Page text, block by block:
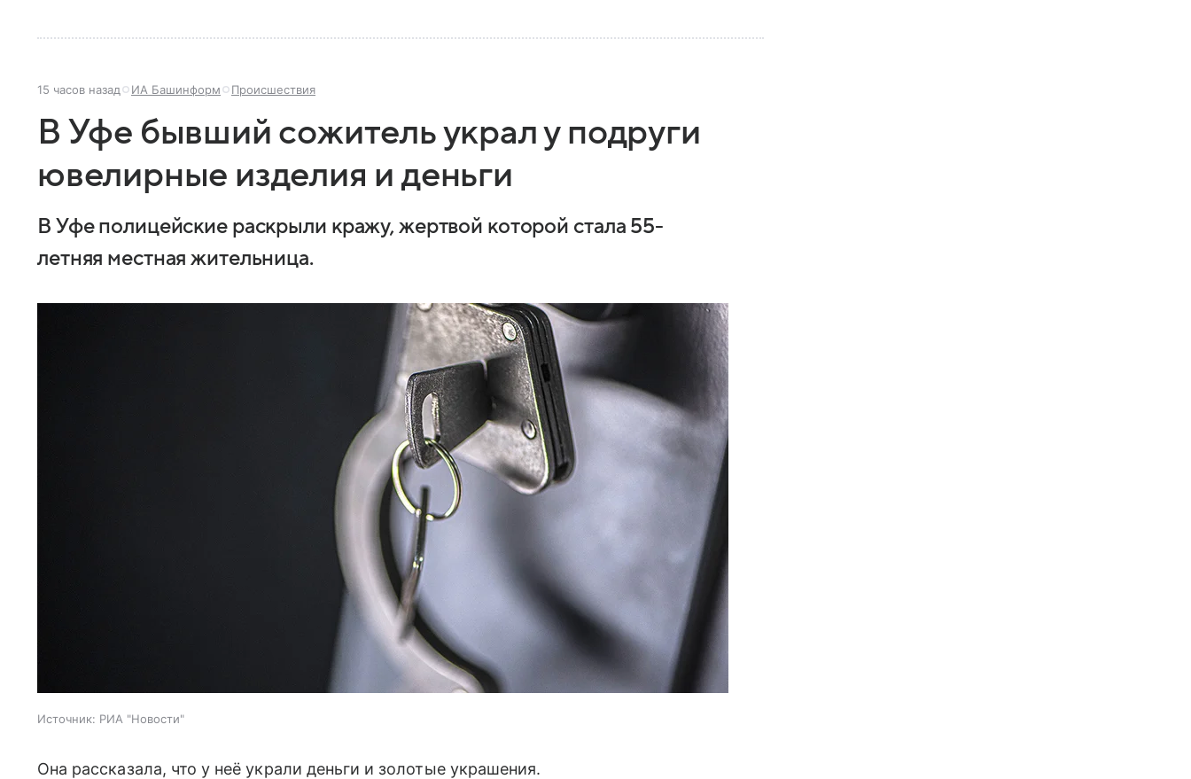
15 часов назад ИА Башинформ Происшествия
В Уфе бывший сожитель украл у подруги
ювелирные изделия и деньги
В Уфе полицейские раскрыли кражу, жертвой которой стала 55-
летняя местная жительница.
Источник: РИА "Новости"
Она рассказала, что у неё украли деньги и золотые украшения.